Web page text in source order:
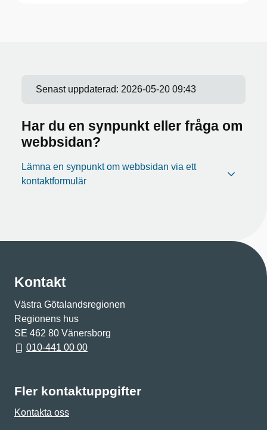
Senast uppdaterad: 2026-05-20 09:43
Har du en synpunkt eller fråga om
webbsidan?
Lämna en synpunkt om webbsidan via ett
kontaktformulär
Kontakt
Västra Götalandsregionen
Regionens hus
SE 462 80 Vänersborg
010-441 00 00
Fler kontaktuppgifter
Kontakta oss